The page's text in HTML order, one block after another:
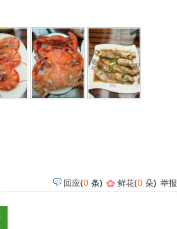
回应(0 条) 鲜花(0 朵) 举报